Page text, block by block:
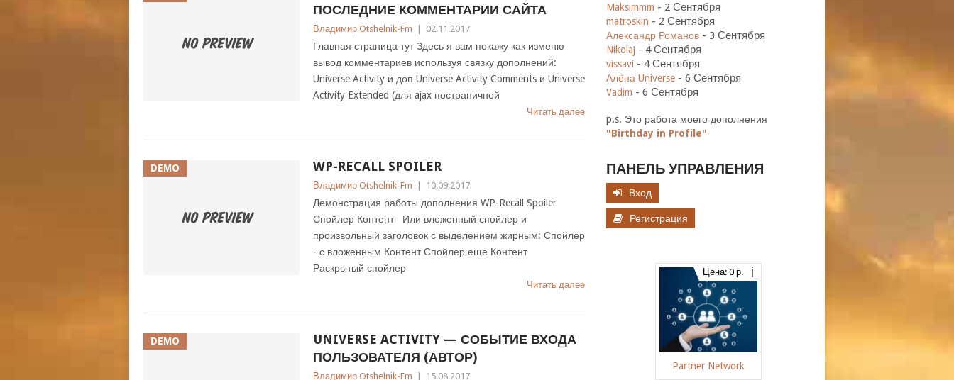
ПОСЛЕДНИЕ КОММЕНТАРИИ САЙТА
Владимир Otshelnik-Fm 02.11.2017
Главная страница тут Здесь я вам покажу как изменю
вывод комментариев используя связку дополнений:
Universe Activity и доп Universe Activity Comments и Universe
Activity Extended (для ajax постраничной
Читать далее
DEMO WP-RECALL SPOILER
Владимир Otshelnik-Fm 10.09.2017
Демонстрация работы дополнения WP-Recall Spoiler
Спойлер Контент Или вложенный спойлер и
произвольный заголовок с выделением жирным: Спойлер
- с вложенным Контент Спойлер еще Контент
Раскрытый спойлер
Читать далее
DEMO
UNIVERSE ACTIVITY — СОБЫТИЕ ВХОДА
ПОЛЬЗОВАТЕЛЯ (АВТОР)
Владимир Otshelnik-Fm 15.08.2017
Maksimmm - 2 Сентября
matroskin - 2 Сентября
Александр Романов -3 Сентября
Nikolaj - 4 Сентября
vissavi - 4 Сентября
Алёна Universe -6 Сентября
Vadim -6 Сентября
p.s. Это работа моего дополнения
"Birthday in Profile"
ПАНЕЛЬ УПРАВЛЕНИЯ
Вход
Регистрация
Цена: 0 р.
Partner Network